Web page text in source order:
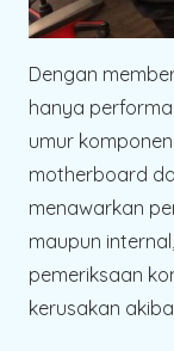
Dengan
hanya
umur
motherboard
menawarkan
maupun
pemeriksaan
kerusakan